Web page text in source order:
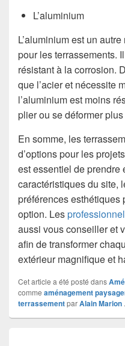
L’aluminium
L’aluminium est un
pour les terrassements.
résistant à la corrosion.
que l’acier et nécessite
l’aluminium est moins
plier ou se déformer
En somme, les
d’options pour les
est essentiel de prendre
caractéristiques du site,
préférences
option. Les
aussi vous conseiller et
afin de transformer
extérieur magnifique et
Cet article a été posté dans
comme aménagement
terrassementparAlain Marion